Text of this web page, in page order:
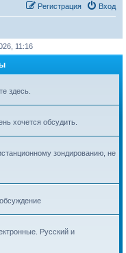
Вход
Регистрация
11:16
здесь.
хочется обсудить.
зондированию, не
Русский и